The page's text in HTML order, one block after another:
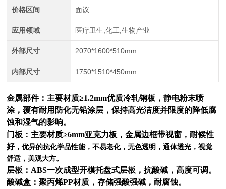
价格区间 面议
应用领域 医疗卫生,化工,生物产业
外部尺寸 2070*1600*510mm
内部尺寸 1750*1510*450mm
金属部件：主要材质≥1.2mm优质冷轧钢板，静电粉末喷
涂，覆有耐用防化无铅涂层，保持高光洁度并限度的降低腐
蚀和湿气的影响。
门板：主要材质≥6mm亚克力板，金属边框带视窗，耐候性
好，优异的抗化学品性能，不易老化，无色透明，通体透光，视觉
舒适，美观大方。
层板：ABS一次成型开模托盘式层板，抗酸碱，高度可调。
酸碱盒：聚丙烯PP材质，存储强酸强碱，耐腐蚀。